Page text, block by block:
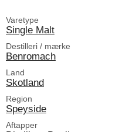
Varetype
Single Malt
Destilleri / mærke
Benromach
Land
Skotland
Region
Speyside
Aftapper